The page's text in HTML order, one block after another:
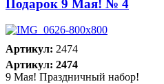
Подарок 9 Мая! № 4
Артикул: 2474
Артикул: 2474
9 Мая! Праздничный набор!